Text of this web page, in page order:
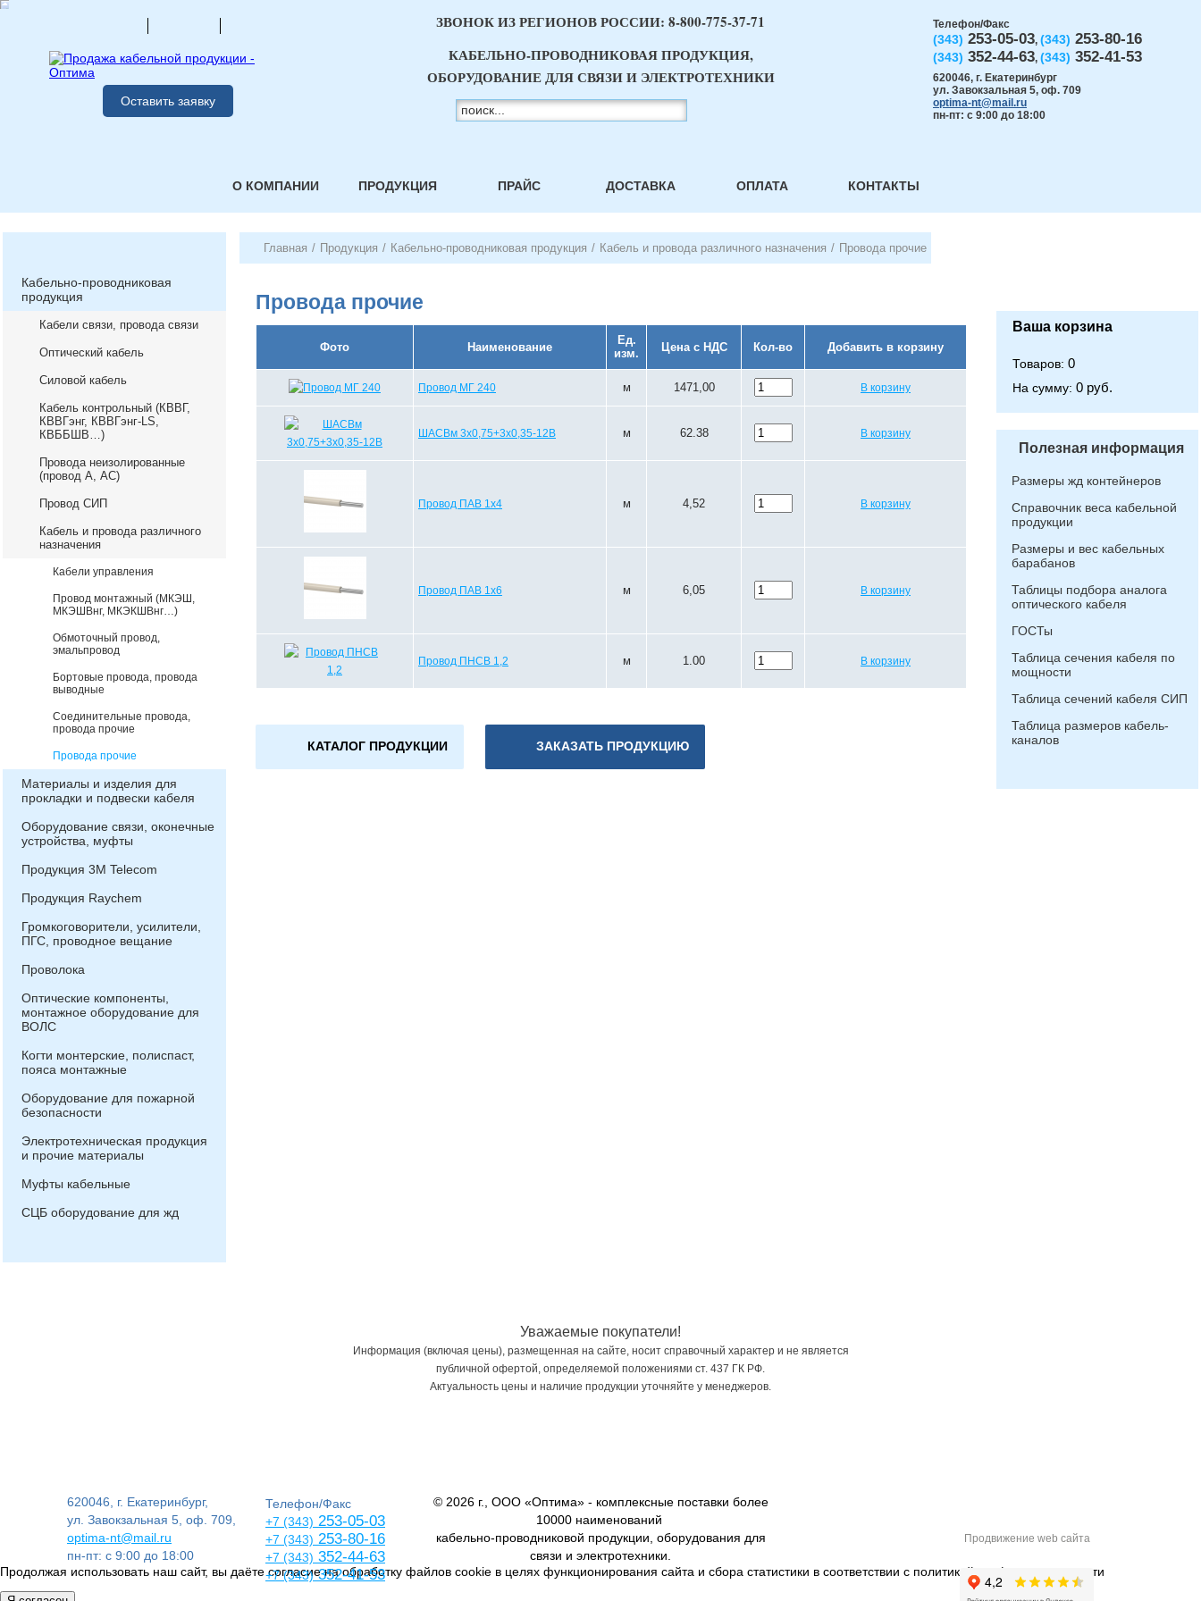
Оставить заявку
Телефон/Факс
(343) 253-05-03, (343) 253-80-16
(343) 352-44-63, (343) 352-41-53
620046, г. Екатеринбург
ул. Завокзальная 5, оф. 709
optima-nt@mail.ru
пн-пт: с 9:00 до 18:00
ЗВОНОК ИЗ РЕГИОНОВ РОССИИ: 8-800-775-37-71
КАБЕЛЬНО-ПРОВОДНИКОВАЯ ПРОДУКЦИЯ,
ОБОРУДОВАНИЕ ДЛЯ СВЯЗИ И ЭЛЕКТРОТЕХНИКИ
О КОМПАНИИ ПРОДУКЦИЯ ПРАЙС ДОСТАВКА ОПЛАТА КОНТАКТЫ
Кабельно-проводниковая
продукция
Кабели связи, провода связи
Оптический кабель
Силовой кабель
Кабель контрольный (КВВГ,
КВВГэнг, КВВГэнг-LS,
КВББШВ…)
Провода неизолированные
(провод А, АС)
Провод СИП
Кабель и провода различного
назначения
Кабели управления
Провод монтажный (МКЭШ,
МКЭШВнг, МКЭКШВнг…)
Обмоточный провод,
эмальпровод
Бортовые провода, провода
выводные
Соединительные провода,
провода прочие
Провода прочие
Материалы и изделия для
прокладки и подвески кабеля
Оборудование связи, оконечные
устройства, муфты
Продукция 3М Telecom
Продукция Raychem
Громкоговорители, усилители,
ПГС, проводное вещание
Проволока
Оптические компоненты,
монтажное оборудование для
ВОЛС
Когти монтерские, полиспаст,
пояса монтажные
Оборудование для пожарной
безопасности
Электротехническая продукция
и прочие материалы
Муфты кабельные
СЦБ оборудование для жд
Главная / Продукция / Кабельно-проводниковая продукция / Кабель и провода различного назначения / Провода прочие
Провода прочие
Фото Наименование
Ед.
изм.
Цена с НДС Кол-во Добавить в корзину
Провод МГ 240 м 1471,00 В корзину
ШАСВм 3х0,75+3х0,35-12В м 62.38 В корзину
Провод ПАВ 1х4 м 4,52 В корзину
Провод ПАВ 1х6 м 6,05 В корзину
Провод ПНСВ 1,2 м 1.00 В корзину
КАТАЛОГ ПРОДУКЦИИ ЗАКАЗАТЬ ПРОДУКЦИЮ
Ваша корзина
Товаров: 0
На сумму: 0 руб.
Полезная информация
Размеры жд контейнеров
Справочник веса кабельной
продукции
Размеры и вес кабельных
барабанов
Таблицы подбора аналога
оптического кабеля
ГОСТы
Таблица сечения кабеля по
мощности
Таблица сечений кабеля СИП
Таблица размеров кабель-
каналов
Уважаемые покупатели!
Информация (включая цены), размещенная на сайте, носит справочный характер и не является
публичной офертой, определяемой положениями ст. 437 ГК РФ.
Актуальность цены и наличие продукции уточняйте у менеджеров.
620046, г. Екатеринбург,
ул. Завокзальная 5, оф. 709,
optima-nt@mail.ru
пн-пт: с 9:00 до 18:00
Телефон/Факс
+7 (343) 253-05-03
+7 (343) 253-80-16
+7 (343) 352-44-63
+7 (343)352-41-53
© 2026 г., ООО «Оптима» - комплексные поставки более
10000 наименований
кабельно-проводниковой продукции, оборудования для
связи и электротехники.
Продвижение web сайта
Продолжая использовать наш сайт, вы даёте согласие на обработку файлов cookie в целях функционирования сайта и сбора статистики в соответствии с политикой конфиденциальности